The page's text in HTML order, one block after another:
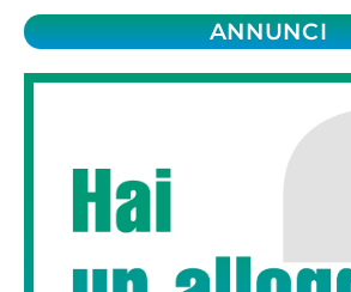
ANNUNCI